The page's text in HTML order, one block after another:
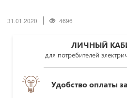
31.01.2020 4696
ЛИЧНЫЙ
для потребителей
Удобство оплаты